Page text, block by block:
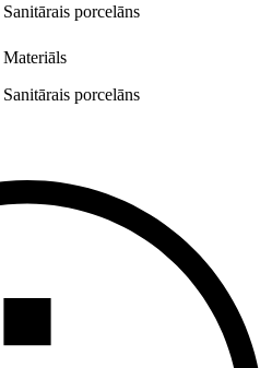
Sanitārais porcelāns
Materiāls
Sanitārais porcelāns